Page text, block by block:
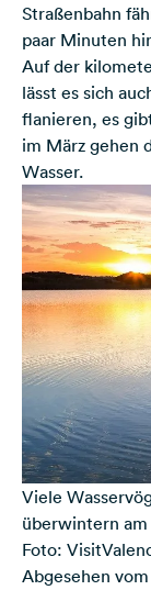
Straßenbahn
paar Minuten
Auf der
lässt es sich
flanieren, es
im März gehen
Wasser.
Viele
überwintern am
Foto:
Abgesehen